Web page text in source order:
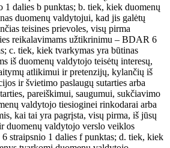
dalies b punktas; b. tiek, kiek duomenų
duomenų valdytojui, kad jis galėtų
teisines prievoles, visų pirma
reikalavimams užtikrinimu – BDAR 6
c. tiek, kiek tvarkymas yra būtinas
iš duomenų valdytojo teisėtų interesų,
atlikimui ir pretenzijų, kylančių iš
ir švietimo paslaugų sutarties arba
pareiškimui, saugumui, sukčiavimo
valdytojo tiesioginei rinkodarai arba
kai tai yra pagrįsta, visų pirma, iš jūsų
duomenų valdytojo verslo veiklos
straipsnio 1 dalies f punktas; d. tiek, kiek